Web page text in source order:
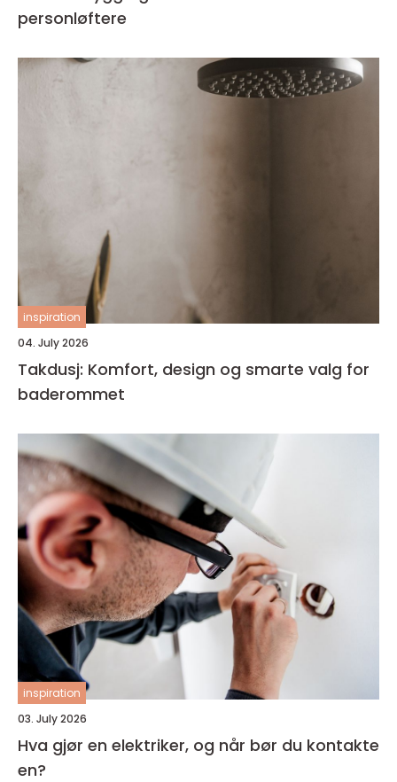
personløftere
inspiration
04. July 2026
Takdusj: Komfort, design og smarte valg for
baderommet
inspiration
03. July 2026
Hva gjør en elektriker, og når bør du kontakte
en?